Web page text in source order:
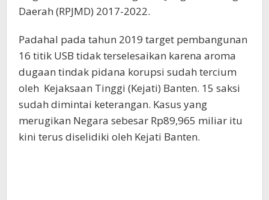
Daerah (RPJMD) 2017-2022.
Padahal pada tahun 2019 target pembangunan
16 titik USB tidak terselesaikan karena aroma
dugaan tindak pidana korupsi sudah tercium
oleh Kejaksaan Tinggi (Kejati) Banten. 15 saksi
sudah dimintai keterangan. Kasus yang
merugikan Negara sebesar Rp89,965 miliar itu
kini terus diselidiki oleh Kejati Banten.